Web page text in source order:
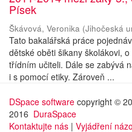
Písek
Škávová, Veronika (Jihočeská
Tato bakalářská práce
dětské oběti šikany školákovi,
třídním učiteli. Dále se zabývá
i s pomocí etiky. Zároveň ...
DSpace software copyright ©
2016 DuraSpace
Kontaktujte nás | Vyjádření